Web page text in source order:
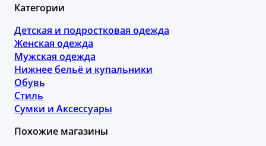
Категории
Детская и подростковая одежда
Женская одежда
Мужская одежда
Нижнее бельё и купальники
Обувь
Стиль
Сумки и Аксессуары
Похожие магазины